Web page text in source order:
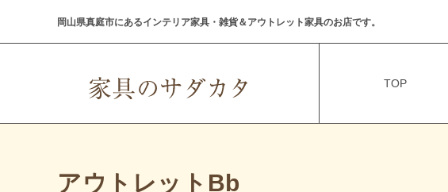
岡山県真庭市にあるインテリア家具・雑貨＆アウトレット家具のお店です。
TOP
アウトレットBb